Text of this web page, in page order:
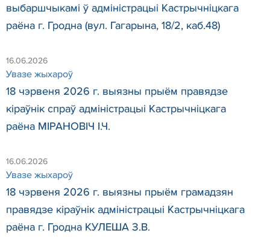
выбаршчыкамі ў адміністрацыі Кастрычніцкага
раёна г. Гродна (вул. Гагарына, 18/2, каб.48)
16.06.2026
Увазе жыхароў
18 чэрвеня 2026 г. выязны прыём правядзе
кіраўнік спраў адміністрацыі Кастрычніцкага
раёна МІРАНОВІЧ І.Ч.
16.06.2026
Увазе жыхароў
18 чэрвеня 2026 г. выязны прыём грамадзян
правядзе кіраўнік адміністрацыі Кастрычніцкага
раёна г. Гродна КУЛЕША З.В.